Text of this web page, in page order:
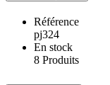
Référence
pj324
En stock
8 Produits